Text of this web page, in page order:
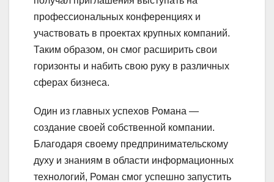
профессиональных конференциях и
участвовать в проектах крупных компаний.
Таким образом, он смог расширить свои
горизонты и набить свою руку в различных
сферах бизнеса.
Один из главных успехов Романа —
создание своей собственной компании.
Благодаря своему предпринимательскому
духу и знаниям в области информационных
технологий, Роман смог успешно запустить